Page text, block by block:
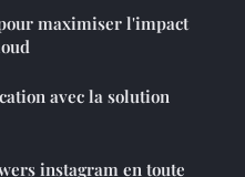
maximiser l'impact
avec la solution
instagram en toute